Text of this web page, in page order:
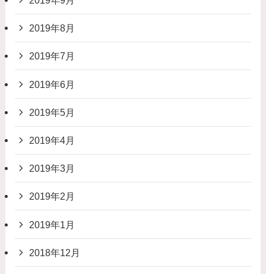
2019年8月
2019年7月
2019年6月
2019年5月
2019年4月
2019年3月
2019年2月
2019年1月
2018年12月